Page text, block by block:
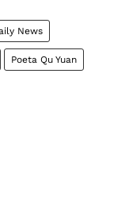
News
Poeta Qu Yuan